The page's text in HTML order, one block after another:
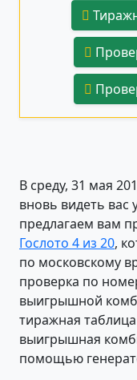
В среду, 31 мая
вновь видеть вас
предлагаем вам
Гослото 4 из 20,
по московскому
проверка по
выигрышной
тиражная
выигрышная
помощью